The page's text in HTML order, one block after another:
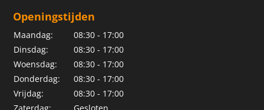
Openingstijden
Maandag:
08:30 - 17:00
Dinsdag:
08:30 - 17:00
Woensdag:
08:30 - 17:00
Donderdag:
08:30 - 17:00
Vrijdag:
08:30 - 17:00